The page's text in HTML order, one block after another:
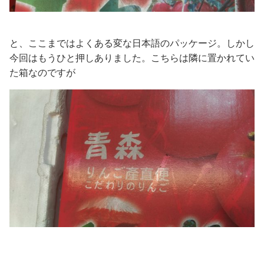
と、ここまではよくある変な日本語のパッケージ。しかし
今回はもうひと押しありました。こちらは隣に置かれてい
た箱なのですが